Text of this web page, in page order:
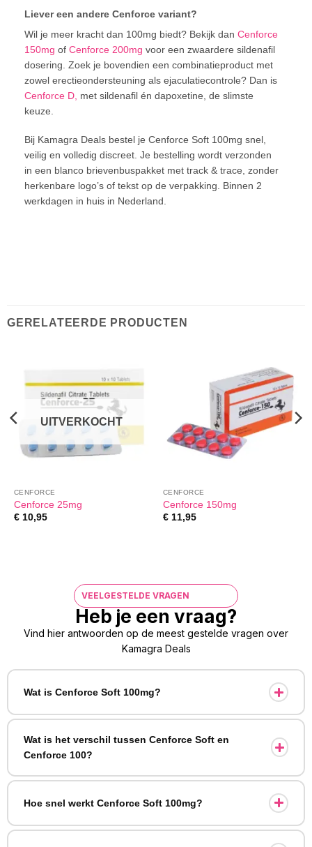
Liever een andere Cenforce variant?
Wil je meer kracht dan 100mg biedt? Bekijk dan Cenforce
150mg of Cenforce 200mg voor een zwaardere sildenafil
dosering. Zoek je bovendien een combinatieproduct met
zowel erectieondersteuning als ejaculatiecontrole? Dan is
Cenforce D, met sildenafil én dapoxetine, de slimste
keuze.
Bij Kamagra Deals bestel je Cenforce Soft 100mg snel,
veilig en volledig discreet. Je bestelling wordt verzonden
in een blanco brievenbuspakket met track & trace, zonder
herkenbare logo’s of tekst op de verpakking. Binnen 2
werkdagen in huis in Nederland.
GERELATEERDE PRODUCTEN
UITVERKOCHT
CENFORCE
Cenforce 25mg
€10,95
CENFORCE
Cenforce 150mg
€11,95
VEELGESTELDE VRAGEN
Heb je een vraag?
Vind hier antwoorden op de meest gestelde vragen over
Kamagra Deals
Wat is Cenforce Soft 100mg?
Wat is het verschil tussen Cenforce Soft en
Cenforce 100?
Hoe snel werkt Cenforce Soft 100mg?